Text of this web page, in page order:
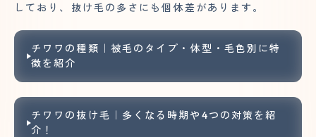
しており、抜け毛の多さにも個体差があります。
チワワの種類｜被毛のタイプ・体型・毛色別に特
徴を紹介
チワワの抜け毛｜多くなる時期や4つの対策を紹
介！